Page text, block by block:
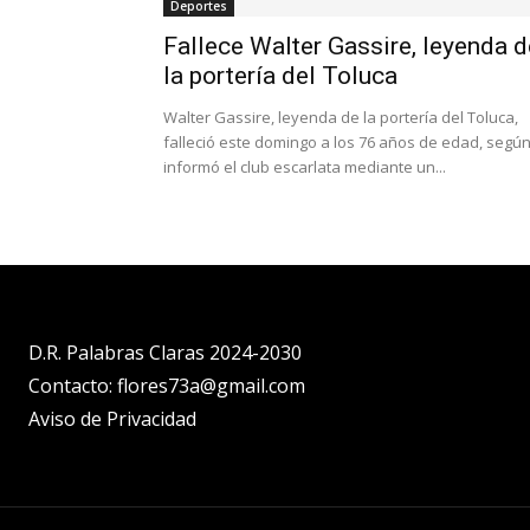
Deportes
Fallece Walter Gassire, leyenda
la portería del Toluca
Walter Gassire, leyenda de la portería del Toluca,
falleció este domingo a los 76 años de edad, según
informó el club escarlata mediante un...
D.R. Palabras Claras 2024-2030
Contacto: flores73a@gmail.com
Aviso de Privacidad